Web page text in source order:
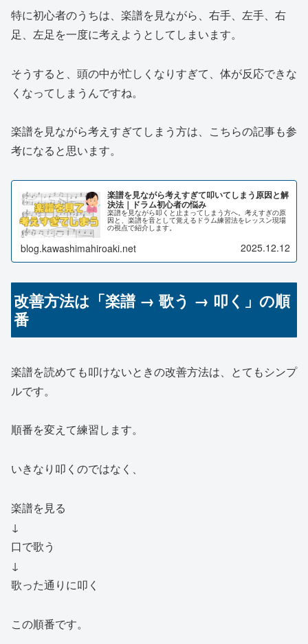
特に初心者のうちは、楽譜を見ながら、右手、左手、右
足、左足を一度に考えようとしてしまいます。
そうすると、頭の中が忙しくなりすぎて、体が反応できな
くなってしまうんですね。
楽譜を見ながら考えすぎてしまう方は、こちらの記事も参
考になると思います。
楽譜を見ながら考えすぎて叩いてしまう原因と解
決法｜ドラム初心者の悩み
楽譜を見ながら叩くと止まってしまう方へ。考えすぎの原
因と、楽譜を音として覚えるドラム練習法をレッスン現場
の視点で紹介します。
blog.kawashimahiroaki.net 2025.12.12
改善方法は「楽譜 → 歌う → 叩く」の順
番
楽譜を読めても叩けないときの改善方法は、とてもシンプ
ルです。
順番を変えて練習します。
いきなり叩くのではなく、
楽譜を見る
↓
口で歌う
↓
歌った通りに叩く
この順番です。